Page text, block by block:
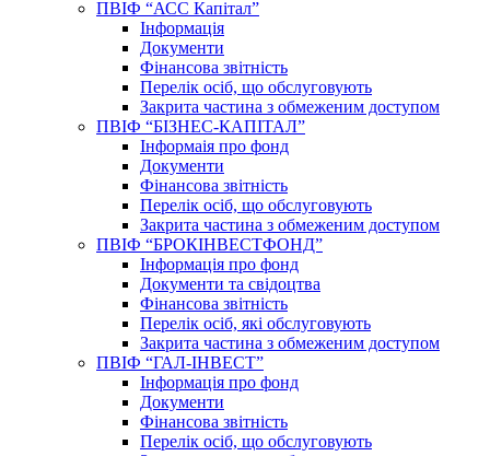
ПВІФ “АСС Капітал”
Інформація
Документи
Фінансова звітність
Перелік осіб, що обслуговують
Закрита частина з обмеженим доступом
ПВІФ “БІЗНЕС-КАПІТАЛ”
Інформаія про фонд
Документи
Фінансова звітність
Перелік осіб, що обслуговують
Закрита частина з обмеженим доступом
ПВІФ “БРОКІНВЕСТФОНД”
Інформація про фонд
Документи та свідоцтва
Фінансова звітність
Перелік осіб, які обслуговують
Закрита частина з обмеженим доступом
ПВІФ “ГАЛ-ІНВЕСТ”
Інформація про фонд
Документи
Фінансова звітність
Перелік осіб, що обслуговують